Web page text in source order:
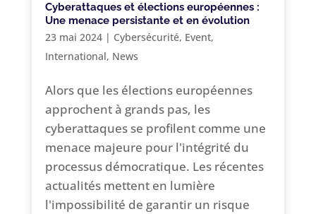
Cyberattaques et élections européennes :
Une menace persistante et en évolution
23 mai 2024| Cybersécurité, Event,
International, News
Alors que les élections européennes
approchent à grands pas, les
cyberattaques se profilent comme une
menace majeure pour l'intégrité du
processus démocratique. Les récentes
actualités mettent en lumière
l'impossibilité de garantir un risque